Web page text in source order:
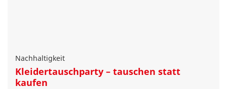
Nachhaltigkeit
Kleidertauschparty – tauschen statt
kaufen